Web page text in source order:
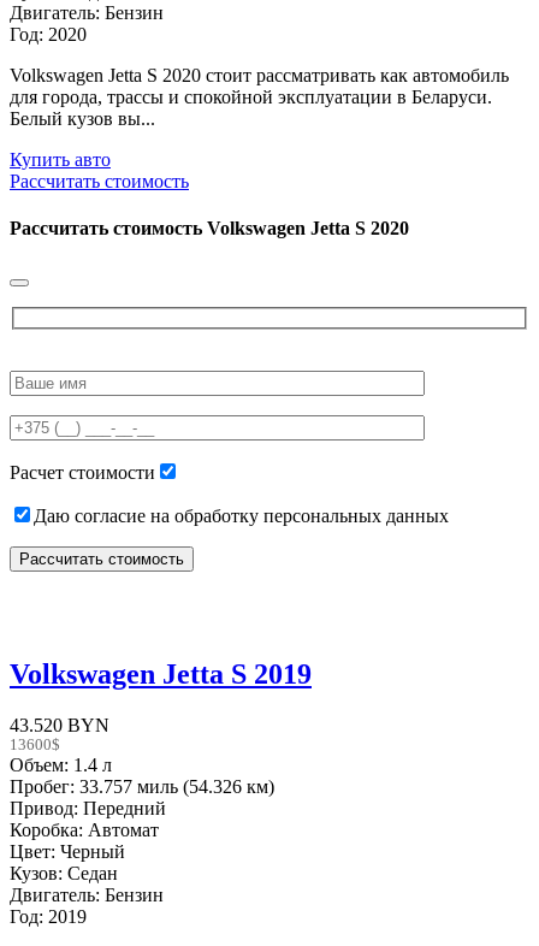
Двигатель: Бензин
Год: 2020
Volkswagen Jetta S 2020 стоит рассматривать как автомобиль
для города, трассы и спокойной эксплуатации в Беларуси.
Белый кузов вы...
Купить авто
Рассчитать стоимость
Рассчитать стоимость Volkswagen Jetta S 2020
leave
field
empty.
Расчет стоимости
Даю согласие на обработку персональных данных
Volkswagen Jetta S 2019
43.520 BYN
13600$
Объем: 1.4 л
Пробег: 33.757 миль (54.326 км)
Привод: Передний
Коробка: Автомат
Цвет: Черный
Кузов: Седан
Двигатель: Бензин
Год: 2019